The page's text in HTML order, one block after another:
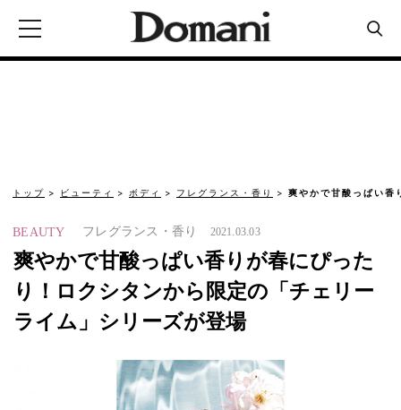
トップ ビューティ ボディ フレグランス・香り 爽やかで甘酸っぱい香
BEAUTY フレグランス・香り 2021.03.03
爽やかで甘酸っぱい香りが春にぴった
り！ロクシタンから限定の「チェリー
ライム」シリーズが登場